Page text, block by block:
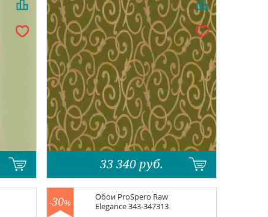
33 340 руб.
Обои ProSpero Raw
Elegance343-347313
-30%